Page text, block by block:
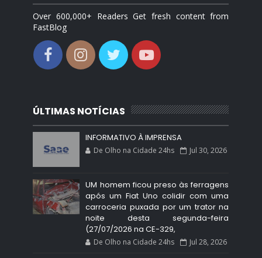
Over 600,000+ Readers Get fresh content from
FastBlog
ÚLTIMAS NOTÍCIAS
INFORMATIVO À IMPRENSA
De Olho na Cidade 24hs Jul 30, 2026
UM homem ficou preso às ferragens
após um Fiat Uno colidir com uma
carroceria puxada por um trator na
noite desta segunda-feira
(27/07/2026 na CE-329,
De Olho na Cidade 24hs Jul 28, 2026